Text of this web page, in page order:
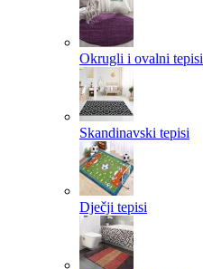
Okrugli i ovalni tepisi
Skandinavski tepisi
Dječji tepisi